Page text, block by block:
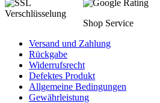
Shop Service
Versand und Zahlung
Rückgabe
Widerrufsrecht
Defektes Produkt
Allgemeine Bedingungen
Gewährleistung